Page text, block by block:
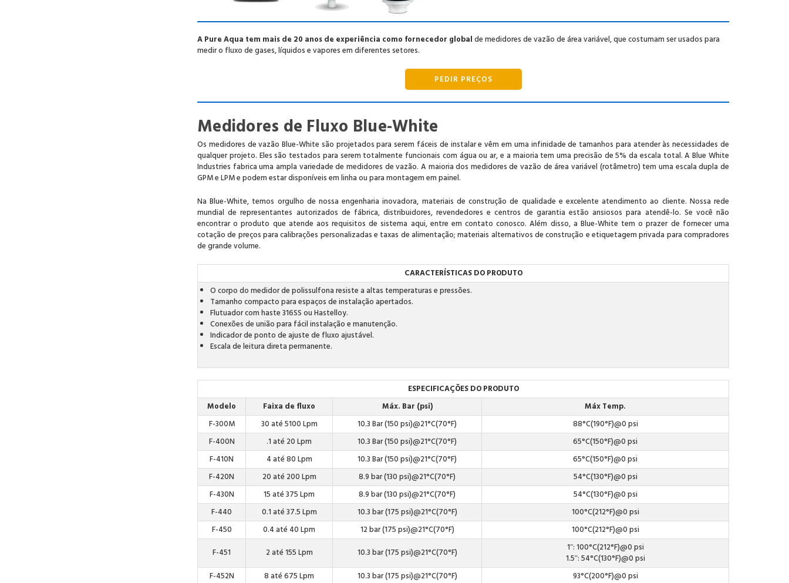
A Pure Aqua tem mais de 20 anos de experiência como fornecedor globalde medidores de vazão de área variável, que costumam ser usados ​​para
medir o fluxo de gases, líquidos e vapores em diferentes setores.
PEDIR PREÇOS
Medidores de Fluxo Blue-White
Os medidores de vazão Blue-White são projetados para serem fáceis de instalar e vêm em uma infinidade de tamanhos para atender às necessidades de
qualquer projeto. Eles são testados para serem totalmente funcionais com água ou ar, e a maioria tem uma precisão de 5% da escala total. A Blue White
Industries fabrica uma ampla variedade de medidores de vazão. A maioria dos medidores de vazão de área variável (rotâmetro) tem uma escala dupla de
GPM e LPM e podem estar disponíveis em linha ou para montagem em painel.
Na Blue-White, temos orgulho de nossa engenharia inovadora, materiais de construção de qualidade e excelente atendimento ao cliente. Nossa rede
mundial de representantes autorizados de fábrica, distribuidores, revendedores e centros de garantia estão ansiosos para atendê-lo. Se você não
encontrar o produto que atende aos requisitos de sistema aqui, entre em contato conosco. Além disso, a Blue-White tem o prazer de fornecer uma
cotação de preços para calibrações personalizadas e taxas de alimentação; materiais alternativos de construção e etiquetagem privada para compradores
de grande volume.
CARACTERÍSTICAS DO PRODUTO
O corpo do medidor de polissulfona resiste a altas temperaturas e pressões.
Tamanho compacto para espaços de instalação apertados.
Flutuador com haste 316SS ou Hastelloy.
Conexões de união para fácil instalação e manutenção.
Indicador de ponto de ajuste de fluxo ajustável.
Escala de leitura direta permanente.
ESPECIFICAÇÕES DO PRODUTO
Modelo
Faixa de fluxo Máx. Bar (psi)
Máx Temp.
F-300M
30 até 5100 Lpm 10.3 Bar (150 psi)@21°C(70°F)
88°C(190°F)@0 psi
F-400N
.1 até 20 Lpm 10.3 Bar (150 psi)@21°C(70°F)
65°C(150°F)@0 psi
F-410N
4 até 80 Lpm 10.3 Bar (150 psi)@21°C(70°F)
65°C(150°F)@0 psi
F-420N
20 até 200 Lpm 8.9 bar (130 psi)@21°C(70°F)
54°C(130°F)@0 psi
F-430N
15 até 375 Lpm 8.9 bar (130 psi)@21°C(70°F)
54°C(130°F)@0 psi
F-440
0.1 até 37.5 Lpm 10.3 bar (175 psi)@21°C(70°F)
100°C(212°F)@0 psi
F-450
0.4 até 40 Lpm 12 bar (175 psi)@21°C(70°F)
100°C(212°F)@0 psi
F-451
2 até 155 Lpm 10.3 bar (175 psi)@21°C(70°F)
1″: 100°C(212°F)@0 psi
1.5″: 54°C(130°F)@0 psi
F-452N
8 até 675 Lpm 10.3 bar (175 psi)@21°C(70°F) 93°C(200°F)@0 psi